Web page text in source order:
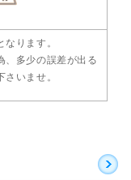
ります。
、多少の誤差が出る
いませ。